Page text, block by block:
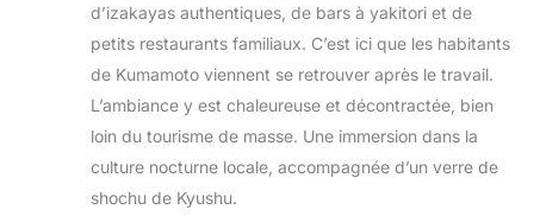
d’izakayas authentiques, de bars à yakitori et de
petits restaurants familiaux. C’est ici que les habitants
de Kumamoto viennent se retrouver après le travail.
L’ambiance y est chaleureuse et décontractée, bien
loin du tourisme de masse. Une immersion dans la
culture nocturne locale, accompagnée d’un verre de
shochu de Kyushu.